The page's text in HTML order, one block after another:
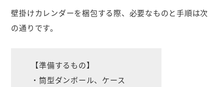
壁掛けカレンダーを梱包する際、必要なものと手順は次
の通りです。
【準備するもの】
・筒型ダンボール、ケース